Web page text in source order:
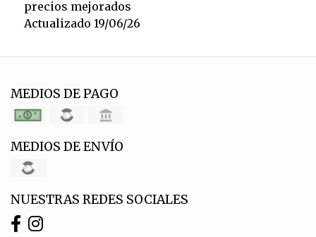
precios mejorados
Actualizado 19/06/26
MEDIOS DE PAGO
MEDIOS DE ENVÍO
NUESTRAS REDES SOCIALES